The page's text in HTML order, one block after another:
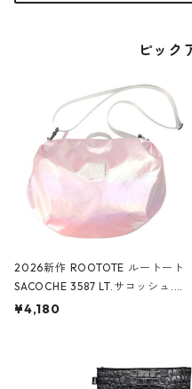
ピック
2026新作 ROOTOTE ルートート
SACOCHE 3587 LT.サコッシュ.ル
ミエ-B ショルダーバッグ グロスピ
¥4,180